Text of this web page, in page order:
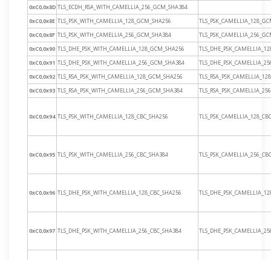
0xC0,0x8D TLS_ECDH_RSA_WITH_CAMELLIA_256_GCM_SHA384
0xC0,0x8E TLS_PSK_WITH_CAMELLIA_128_GCM_SHA256
0xC0,0x8F TLS_PSK_WITH_CAMELLIA_256_GCM_SHA384
0xC0,0x90 TLS_DHE_PSK_WITH_CAMELLIA_128_GCM_SHA256
0xC0,0x91 TLS_DHE_PSK_WITH_CAMELLIA_256_GCM_SHA384
0xC0,0x92 TLS_RSA_PSK_WITH_CAMELLIA_128_GCM_SHA256
0xC0,0x93 TLS_RSA_PSK_WITH_CAMELLIA_256_GCM_SHA384
0xC0,0x94 TLS_PSK_WITH_CAMELLIA_128_CBC_SHA256
0xC0,0x95 TLS_PSK_WITH_CAMELLIA_256_CBC_SHA384
0xC0,0x96 TLS_DHE_PSK_WITH_CAMELLIA_128_CBC_SHA256
0xC0,0x97 TLS_DHE_PSK_WITH_CAMELLIA_256_CBC_SHA384